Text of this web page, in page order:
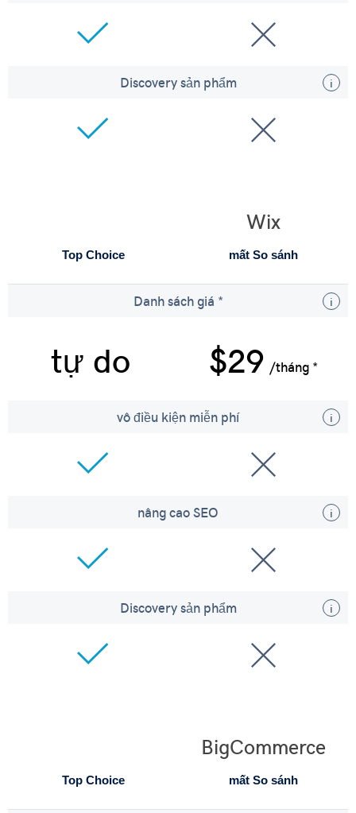
Discovery sản phẩm
Top Choice
Wix
mất So sánh
Danh sách giá *
tự do $29 /tháng *
vô điều kiện miễn phí
nâng cao SEO
Discovery sản phẩm
Top Choice
BigCommerce
mất So sánh